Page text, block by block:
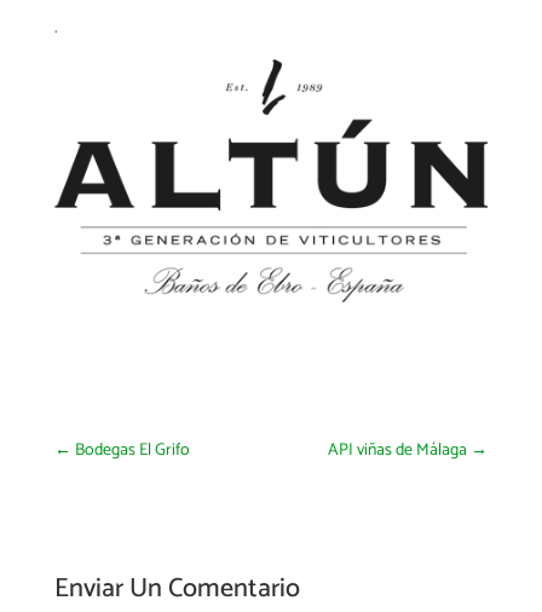
.
← Bodegas El Grifo API viñas de Málaga →
Enviar Un Comentario